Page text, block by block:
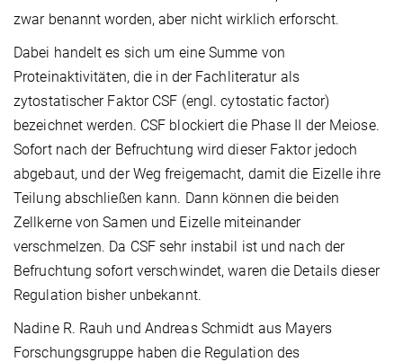
zwar benannt worden, aber nicht wirklich erforscht.
Dabei handelt es sich um eine Summe von
Proteinaktivitäten, die in der Fachliteratur als
zytostatischer Faktor CSF (engl. cytostatic factor)
bezeichnet werden. CSF blockiert die Phase II der Meiose.
Sofort nach der Befruchtung wird dieser Faktor jedoch
abgebaut, und der Weg freigemacht, damit die Eizelle ihre
Teilung abschließen kann. Dann können die beiden
Zellkerne von Samen und Eizelle miteinander
verschmelzen. Da CSF sehr instabil ist und nach der
Befruchtung sofort verschwindet, waren die Details dieser
Regulation bisher unbekannt.
Nadine R. Rauh und Andreas Schmidt aus Mayers
Forschungsgruppe haben die Regulation des